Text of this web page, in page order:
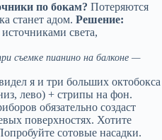
по бокам? Потеряются
станет адом. Решение:
света,
съемке пианино на балконе —
я и три больших октобокса
лево) + стрипы на фон.
обязательно создаст
поверхностях. Хотите
сотовые насадки.